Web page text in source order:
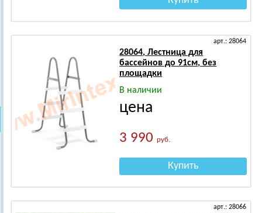
арт.: 28064
28064, Лестница для
бассейнов до 91см, без
площадки
В наличии
цена
3 990руб.
Купить
арт.: 28066